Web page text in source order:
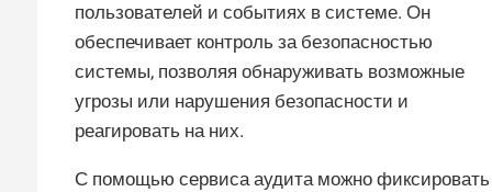
пользователей и событиях в системе. Он
обеспечивает контроль за безопасностью
системы, позволяя обнаруживать возможные
угрозы или нарушения безопасности и
реагировать на них.
С помощью сервиса аудита можно фиксировать